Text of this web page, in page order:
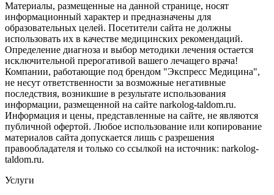
Материалы, размещенные на данной странице, носят
информационный характер и предназначены для
образовательных целей. Посетители сайта не должны
использовать их в качестве медицинских рекомендаций.
Определение диагноза и выбор методики лечения остается
исключительной прерогативой вашего лечащего врача!
Компании, работающие под брендом "Экспресс Медицина",
не несут ответственности за возможные негативные
последствия, возникшие в результате использования
информации, размещенной на сайте narkolog-taldom.ru.
Информация и цены, представленные на сайте, не являются
публичной офертой. Любое использование или копирование
материалов сайта допускается лишь с разрешения
правообладателя и только со ссылкой на источник: narkolog-
taldom.ru.
Услуги